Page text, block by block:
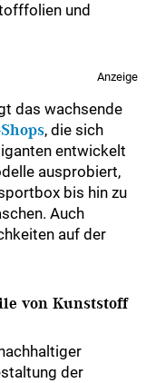
und
Anzeige
das wachsende
, die sich
entwickelt
ausprobiert,
bis hin zu
Auch
auf der
von Kunststoff
der